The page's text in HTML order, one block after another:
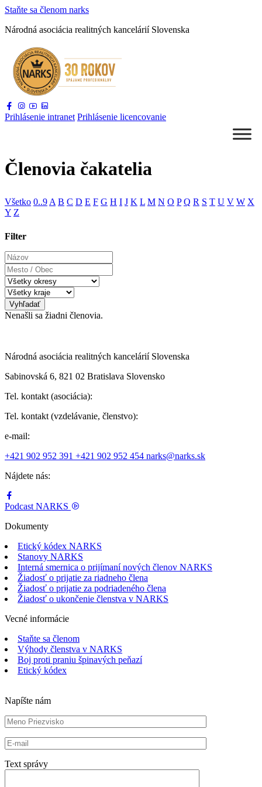
Staňte sa členom narks
Národná asociácia realitných kancelárií Slovenska
Prihlásenie intranet Prihlásenie licencovanie
Členovia čakatelia
Všetko 0..9 A B C D E F G H I J K L M N O P Q R S T U V W X
Y Z
Filter
Názov
Mesto
/
Obec
Vyhľadať
Nenašli sa žiadni členovia.
Národná asociácia realitných kancelárií Slovenska
Sabinovská 6, 821 02 Bratislava Slovensko
Tel. kontakt (asociácia):
Tel. kontakt (vzdelávanie, členstvo):
e-mail:
+421 902 952 391 +421 902 952 454 narks@narks.sk
Nájdete nás:
Podcast NARKS
Dokumenty
Etický kódex NARKS
Stanovy NARKS
Interná smernica o prijímaní nových členov NARKS
Žiadosť o prijatie za riadneho člena
Žiadosť o prijatie za podriadeného člena
Žiadosť o ukončenie členstva v NARKS
Vecné informácie
Staňte sa členom
Výhody členstva v NARKS
Boj proti praniu špinavých peňazí
Etický kódex
Napíšte nám
Text správy